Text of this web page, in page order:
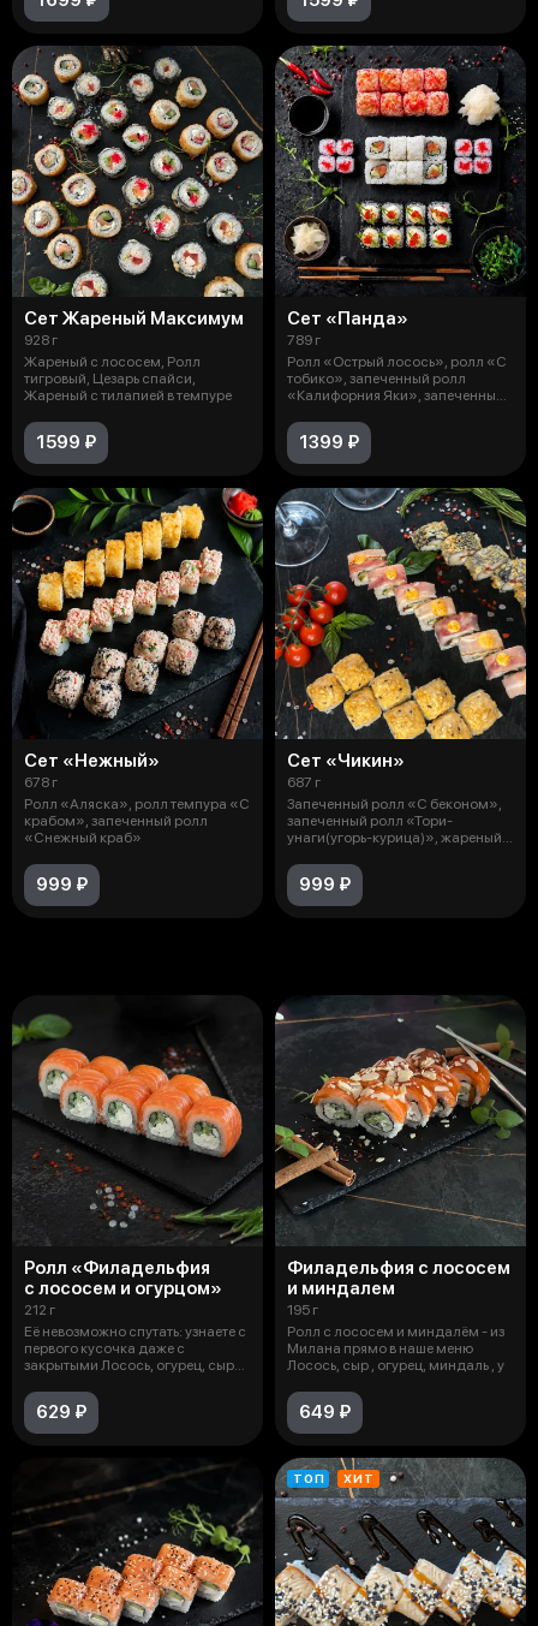
Сет Жареный Максимум
928 г
Жареный с лососем, Ролл
тигровый, Цезарь спайси,
Жареный с тилапией в темпуре
1599 ₽
Сет «Панда»
789 г
Ролл «Острый лосось», ролл «С
тобико», запеченный ролл
«Калифорния Яки», запеченный
1399 ₽
Сет «Нежный»
678 г
Ролл «Аляска», ролл темпура «С
крабом», запеченный ролл
«Снежный краб»
999 ₽
Сет «Чикин»
687 г
Запеченный ролл «С беконом»,
запеченный ролл «Тори-
унаги(угорь-курица)», жареный
999 ₽
Ролл «Филадельфия
с лососем и огурцом»
212 г
Её невозможно спутать: узнаете с
первого кусочка даже с
закрытыми Лосось, огурец, сыр
629 ₽
Филадельфия с лососем
и миндалем
195 г
Ролл с лососем и миндалём - из
Милана прямо в наше меню
Лосось, сыр , огурец, миндаль , у
649 ₽
ТОП ХИТ